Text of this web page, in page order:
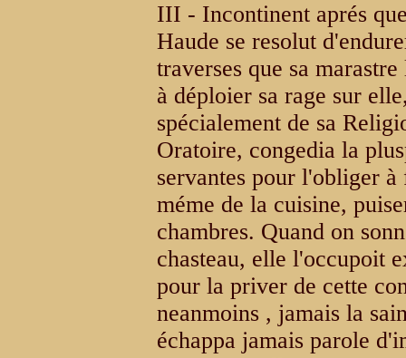
III - Incontinent aprés
Haude se resolut
traverses que sa
à déploier sa rage sur
spécialement de sa
Oratoire, congedia la
servantes pour l'obliger
méme de la cuisine,
chambres. Quand on
chasteau, elle l'occupoit
pour la priver de cette
neanmoins , jamais la
échappa jamais parole